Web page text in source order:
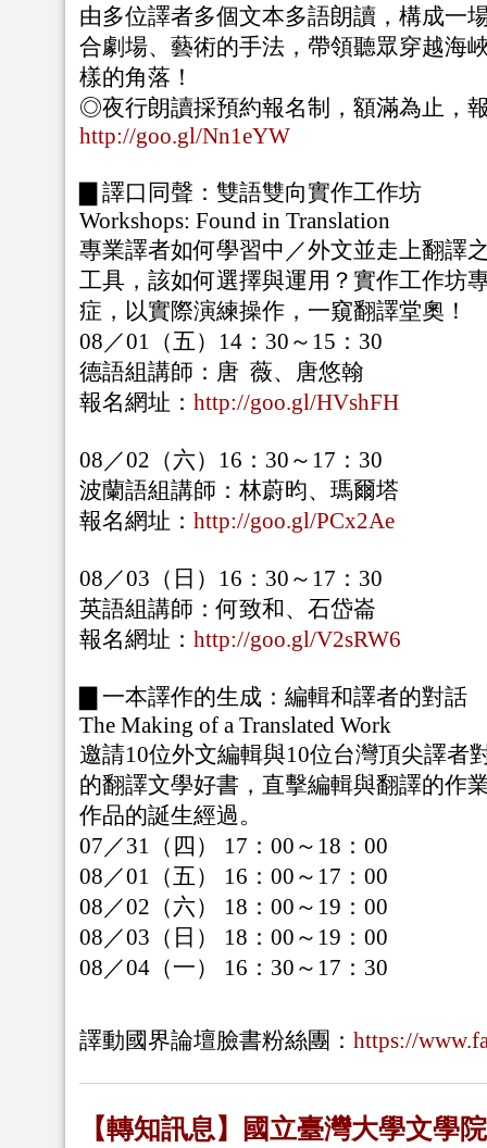
由多位譯者多個文本多語朗讀，構成一
合劇場、藝術的手法，帶領聽眾穿越海
樣的角落！
◎夜行朗讀採預約報名制，額滿為止，
http://goo.gl/Nn1eYW
▇ 譯口同聲：雙語雙向實作工作坊
Workshops: Found in Translation
專業譯者如何學習中／外文並走上翻譯
工具，該如何選擇與運用？實作工作坊
症，以實際演練操作，一窺翻譯堂奧！
08／01（五）14：30～15：30
德語組講師：唐 薇、唐悠翰
報名網址： http://goo.gl/HVshFH
08／02（六）16：30～17：30
波蘭語組講師：林蔚昀、瑪爾塔
報名網址： http://goo.gl/PCx2Ae
08／03（日）16：30～17：30
英語組講師：何致和、石岱崙
報名網址： http://goo.gl/V2sRW6
▇ 一本譯作的生成：編輯和譯者的對話
The Making of a Translated Work
邀請10位外文編輯與10位台灣頂尖譯者
的翻譯文學好書，直擊編輯與翻譯的作
作品的誕生經過。
07／31（四） 17：00～18：00
08／01（五） 16：00～17：00
08／02（六） 18：00～19：00
08／03（日） 18：00～19：00
08／04（一） 16：30～17：30
譯動國界論壇臉書粉絲團： https://
【轉知訊息】國立臺灣大學文學